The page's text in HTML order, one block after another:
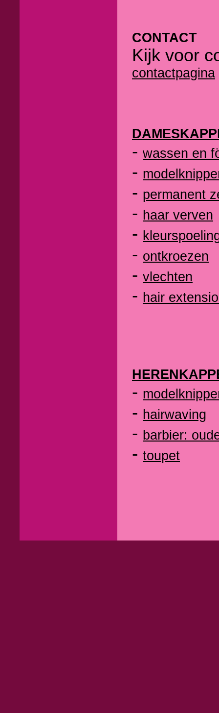
CONTACT
Kijk voor
contactpagina
- wassen en
-
- permanent
- haar verven
-
- ontkroezen
- vlechten
- hair
-
- hairwaving
- barbier:
- toupet